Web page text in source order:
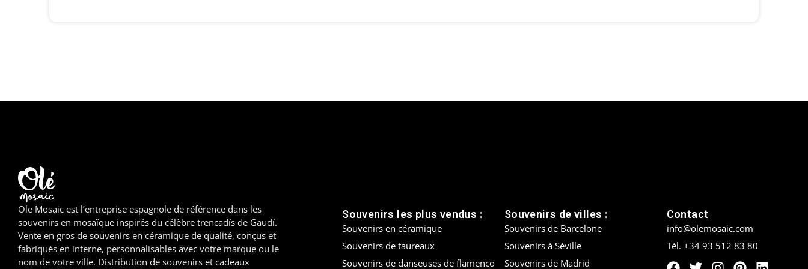
Ole Mosaic est l’entreprise espagnole de référence dans les
souvenirs en mosaïque inspirés du célèbre trencadís de Gaudí.
Vente en gros de souvenirs en céramique de qualité, conçus et
fabriqués en interne, personnalisables avec votre marque ou le
nom de votre ville. Distribution de souvenirs et cadeaux
Souvenirs les plus vendus :
Souvenirs en céramique
Souvenirs de taureaux
Souvenirs de danseuses de flamenco
Souvenirs de villes :
Souvenirs de Barcelone
Souvenirs à Séville
Souvenirs de Madrid
Contact
info@olemosaic.com
Tél. +34 93 512 83 80